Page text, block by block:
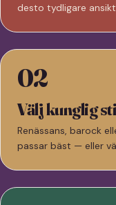
desto tydligare
02
Välj kunglig
Renässans, barock
passar bäst — eller